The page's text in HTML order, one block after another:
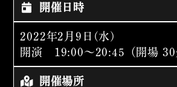
開催日時
2022年2月9日(水)
開演 19:00〜20:45（開場 30
開催場所